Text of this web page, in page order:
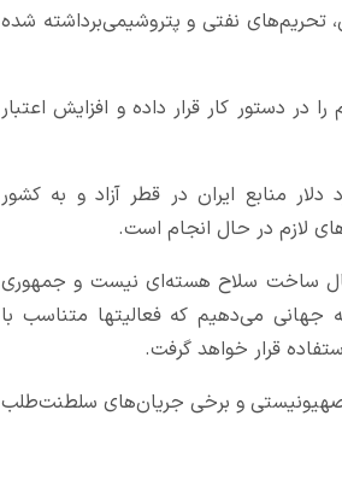
تحریم‌های نفتی و پتروشیمی‌برداشته شده
در دستور کار قرار داده و افزایش اعتبار
انجام‌شده، ۶ میلیارد دلار از مجموع ۱۲ میلیارد دلار منابع ایران در قطر آزاد و به کشور
لازم در حال انجام است.
ساخت سلاح هسته‌ای نیست و جمهوری
جهانی می‌دهیم که فعالیتها متناسب با
قرار خواهد گرفت.
صهیونیستی و برخی جریان‌های سلطنت‌طلب